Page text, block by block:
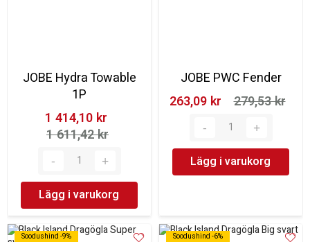
JOBE Hydra Towable
1P
1 414,10 kr‎
1 611,42 kr‎
Lägg i varukorg
JOBE PWC Fender
263,09 kr‎
279,53 kr‎
Lägg i varukorg
Soodushind -9%
Soodushind -9%
Soodushind -6%
Soodushind -6%